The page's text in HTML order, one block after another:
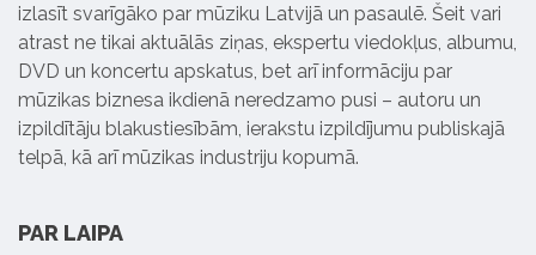
izlasīt svarīgāko par mūziku Latvijā un pasaulē. Šeit vari
atrast ne tikai aktuālās ziņas, ekspertu viedokļus, albumu,
DVD un koncertu apskatus, bet arī informāciju par
mūzikas biznesa ikdienā neredzamo pusi – autoru un
izpildītāju blakustiesībām, ierakstu izpildījumu publiskajā
telpā, kā arī mūzikas industriju kopumā.
PAR LAIPA